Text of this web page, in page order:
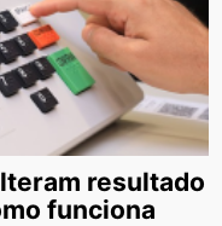
resultado
funciona